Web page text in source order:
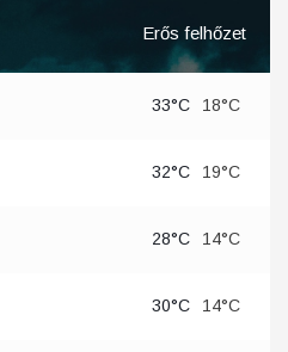
Erős felhőzet
33°C 18°C
32°C 19°C
28°C 14°C
30°C 14°C